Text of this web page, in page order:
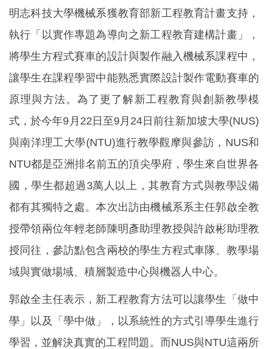
明志科技大學機械系獲教育部新工程教育計畫支持，
執行「以實作專題為導向之新工程教育建構計畫」，
將學生方程式賽車的設計與製作融入機械系課程中，
讓學生在課程學習中能熟悉實際設計製作電動賽車的
原理與方法。為了更了解新工程教育與創新教學模
式，於今年9月22日至9月24日前往新加坡大學(NUS)
與南洋理工大學(NTU)進行教學觀摩與參訪，NUS和
NTU都是亞洲排名前五的頂尖學府，學生來自世界各
國，學生都超過3萬人以上，其教育方式與教學設備
都有其獨特之處。本次出訪由機械系系主任郭啟全教
授帶領兩位年輕老師陳明彥助理教授與許啟彬助理教
授同往，參訪點包含兩校的學生方程式車隊、教學場
域與實做場域、積層製造中心與機器人中心。
郭啟全主任表示，新工程教育方法可以讓學生「做中
學」以及「學中做」，以系統性的方式引導學生進行
學習，並解決真實的工程問題。而NUS與NTU這兩所